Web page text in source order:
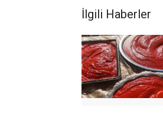
İlgili Haberler